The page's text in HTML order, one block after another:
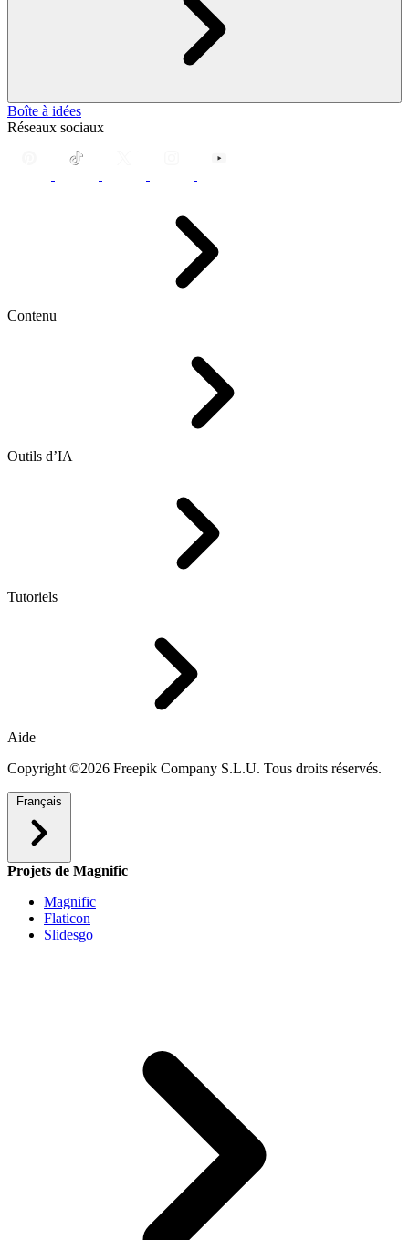
Boîte à idées
Réseaux sociaux
Contenu
Outils d’IA
Tutoriels
Aide
Copyright ©2026 Freepik Company S.L.U. Tous droits réservés.
Français
Projets de Magnific
Magnific
Flaticon
Slidesgo